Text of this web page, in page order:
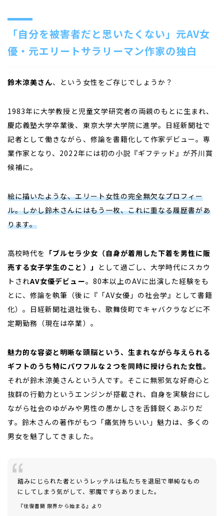
「自分を被害者だと思いたくない」元AV女
優・元エリートサラリーマン作家の独白
鈴木涼美さん、という女性をご存じでしょうか？
1983年に大学教授と児童文学研究者の両親のもとに生まれ、
慶応義塾大学卒業後、東京大学大学院に進学。日経新聞社で
記者として働きながら、修論を書籍化して作家デビュー。専
業作家となり、 2022年には初の小説『ギフテッド』が芥川賞
候補に。
絵に描いたような、エリート女性の完全無欠なプロフィー
ル。しかし鈴木さんにはもう一枚、これに重なる履歴書があ
ります。
高校時代を 「ブルセラ少女（自身が着用した下着を男性に販
売する女子学生のこと）」 として過ごし、大学時代にスカウ
トされAV女優デビュー。 80本以上のAVに出演した経験をも
とに、修論を執筆（後に『「AV女優」の社会学』として書籍
化）。日経新聞社退社後も、歌舞伎町でキャバクラなどに不
定期勤務（現在は卒業）。
魅力的な容姿と明晰な頭脳という、生まれながら与えられる
ギフトのうち特にパワフルな２つを同時に授けられた女性。
それが鈴木涼美さんという人です。そこに無邪気な好奇心と
抜群の行動力というエンジンが搭載され、自身を実験台にし
ながら社会のゆがみや男性の愚かしさを舌鋒鋭くあぶりだ
す。鈴木さんの著作がもつ「痛気持ちいい」魅力は、多くの
男女を魅了してきました。
踏みにじられた者というレッテルは私たちを退屈で単純なもの
にしてしまう気がして、邪魔ですらありました。
『往復書簡 限界から始まる』より